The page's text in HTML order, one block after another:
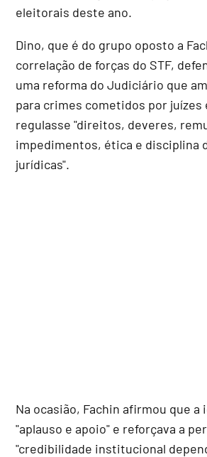
eleitorais deste ano.
Dino, que é do grupo oposto a
correlação de forças do STF,
uma reforma do Judiciário que
para crimes cometidos por juízes
regulasse "direitos, deveres,
impedimentos, ética e disciplina
jurídicas".
Na ocasião, Fachin afirmou que a
"aplauso e apoio" e reforçava a
"credibilidade institucional